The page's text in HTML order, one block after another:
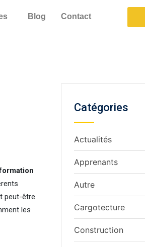
Blog Contact
peut-être
les
Catégories
Actualités
Apprenants
Autre
Cargotecture
Construction